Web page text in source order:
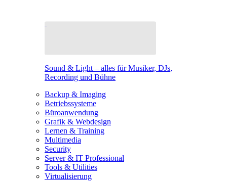
Sound & Light – alles für Musiker, DJs,
Recording und Bühne
Backup & Imaging
Betriebssysteme
Büroanwendung
Grafik & Webdesign
Lernen & Training
Multimedia
Security
Server & IT Professional
Tools & Utilities
Virtualisierung